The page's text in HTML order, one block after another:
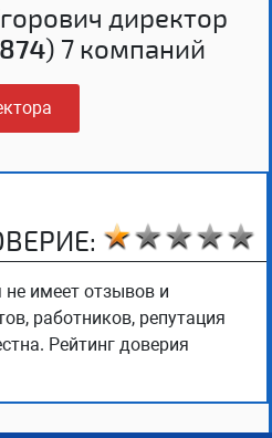
директор
) 7 компаний
имеет отзывов и
работников, репутация
Рейтинг доверия